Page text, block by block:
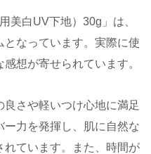
美白UV下地）30g」は、
なっています。実際に使
想が寄せられています。
さや軽いつけ心地に満足
ー力を発揮し、肌に自然な
れています。また、時間が